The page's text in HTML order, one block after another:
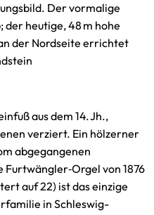
Der vormalige
der heutige, 48 m hohe
der Nordseite errichtet
aus dem 14. Jh.,
verziert. Ein hölzerner
abgegangenen
von 1876
auf 22) ist das einzige
in Schleswig-